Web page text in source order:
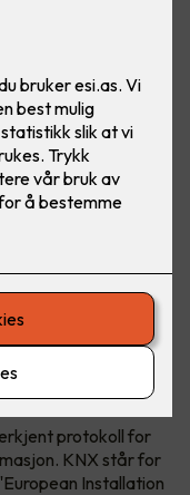
teknologien. KNX
og bolig.
protokoll for
KNX står for
Installation